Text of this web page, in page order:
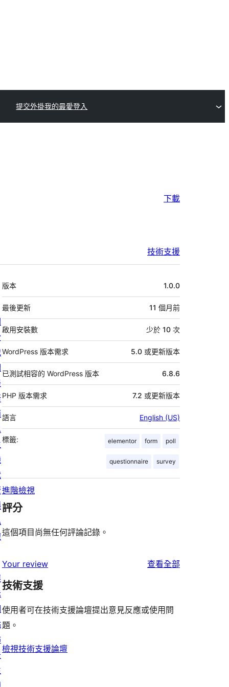
提交外掛我的最愛登入
下載
技術支援
中
繼
資
料
版本 1.0.0
最後更新 11 個月前
啟用安裝數 少於 10 次
WordPress 版本需求 5.0 或更新版本
已測試相容的 WordPress 版本 6.8.6
PHP 版本需求 7.2 或更新版本
語言 English (US)
標籤: elementor form poll
questionnaire survey
進階檢視
評分
這個項目尚無任何評論記錄。
Your review 查看全部
技術支援
使用者可在技術支援論壇提出意見反應或使用問
題。
檢視技術支援論壇